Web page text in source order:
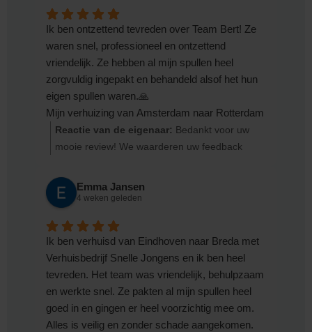
Ik ben ontzettend tevreden over Team Bert! Ze
waren snel, professioneel en ontzettend
vriendelijk. Ze hebben al mijn spullen heel
zorgvuldig ingepakt en behandeld alsof het hun
eigen spullen waren.🙏
Mijn verhuizing van Amsterdam naar Rotterdam
verliep dankzij hen zonder stress. Hun manier
van werken, de zorg waarmee ze alles droegen
indrukwekkend.
Vanaf nu weet ik dat ik altijd voor dit
ook aan iedereen aan!
Als het kon, gaf ik ze 6 sterren in plaats van 5.
Bedankt voor de geweldige service!✅
Reactie van de eigenaar: Bedankt voor uw
mooie review! We waarderen uw feedback
Verhuisbedrijf Snelle Jongens
Emma Jansen
4 weken geleden
Ik ben verhuisd van Eindhoven naar Breda met
Verhuisbedrijf Snelle Jongens en ik ben heel
tevreden. Het team was vriendelijk, behulpzaam
en werkte snel. Ze pakten al mijn spullen heel
goed in en gingen er heel voorzichtig mee om.
Alles is veilig en zonder schade aangekomen.